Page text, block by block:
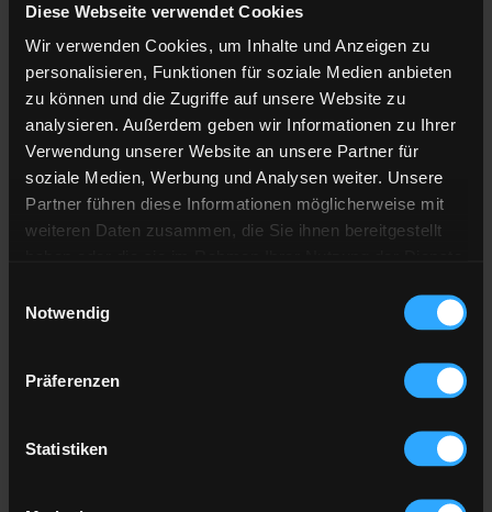
Diese Webseite verwendet Cookies
Wir verwenden Cookies, um Inhalte und Anzeigen zu
personalisieren, Funktionen für soziale Medien anbieten
zu können und die Zugriffe auf unsere Website zu
analysieren. Außerdem geben wir Informationen zu Ihrer
Verwendung unserer Website an unsere Partner für
soziale Medien, Werbung und Analysen weiter. Unsere
Partner führen diese Informationen möglicherweise mit
weiteren Daten zusammen, die Sie ihnen bereitgestellt
Notwendig
Präferenzen
Statistiken
Anzahl derLieferstellen
Preis berechnen
Heizöl Standard
von emweo GmbH